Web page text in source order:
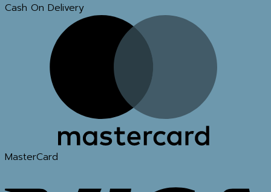
Cash On Delivery
MasterCard